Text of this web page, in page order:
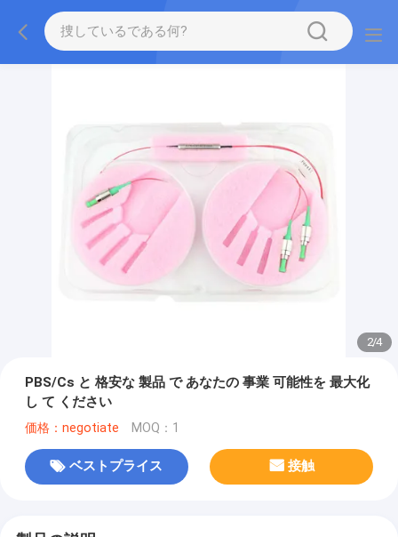
2/4
PBS/Cs と 格安な 製品 で あなたの 事業 可能性を 最大化
し て ください
価格：negotiate MOQ：1
ベストプライス 接触